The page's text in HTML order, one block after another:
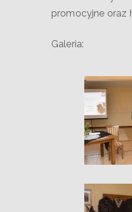
promocyjne oraz
Galeria: